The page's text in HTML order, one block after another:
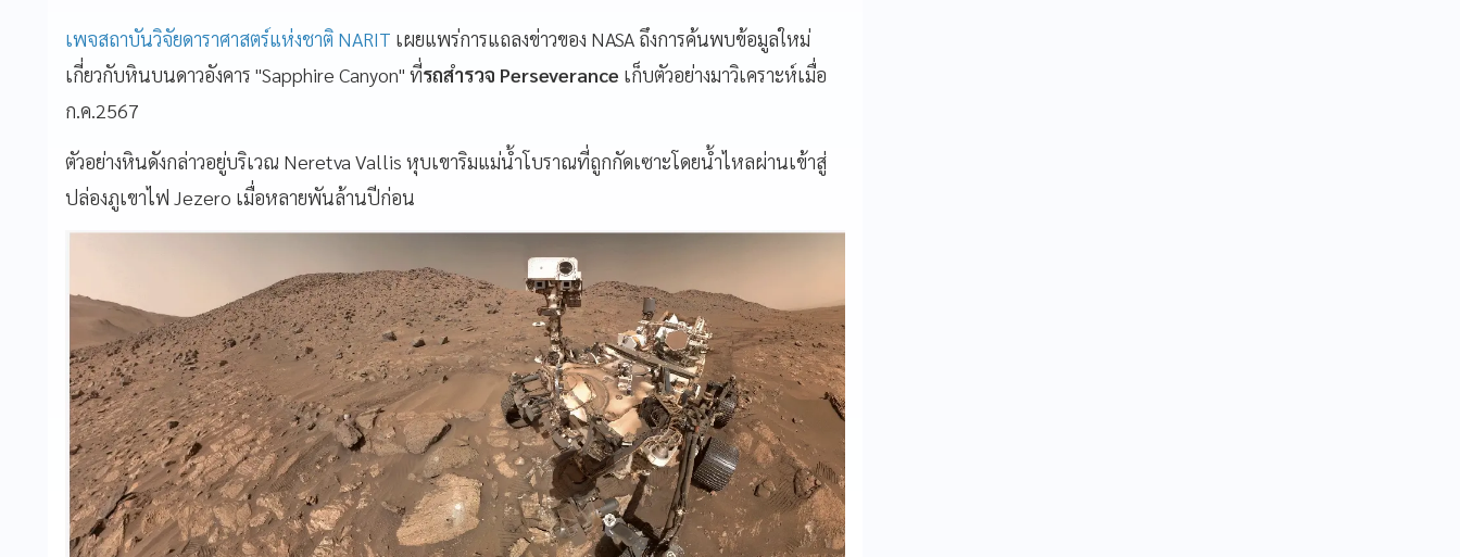
เพจสถาบันวิจัยดาราศาสตร์แห่งชาติ NARIT เผยแพร่การแถลงข่าวของ NASA ถึงการค้นพบข้อมูลใหม่
เกี่ยวกับหินบนดาวอังคาร "Sapphire Canyon" ที่รถสำรวจ Perseverance เก็บตัวอย่างมาวิเคราะห์เมื่อ
ก.ค.2567
ตัวอย่างหินดังกล่าวอยู่บริเวณ Neretva Vallis หุบเขาริมแม่น้ำโบราณที่ถูกกัดเซาะโดยน้ำไหลผ่านเข้าสู่
ปล่องภูเขาไฟ Jezero เมื่อหลายพันล้านปีก่อน